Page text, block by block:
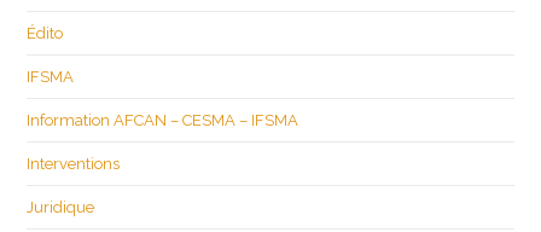
Édito
IFSMA
Information AFCAN – CESMA – IFSMA
Interventions
Juridique